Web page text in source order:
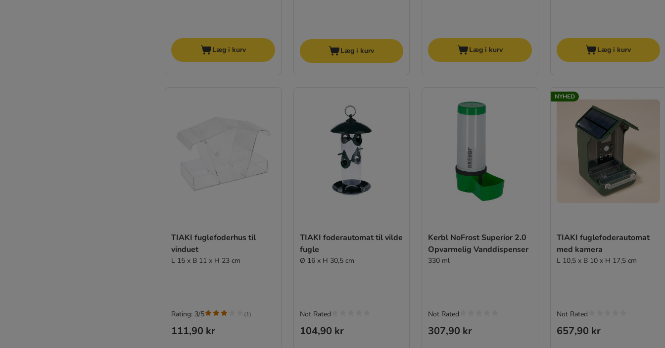
Læg i kurv Læg i kurv Læg i kurv Læg i kurv
TIAKI fuglefoderhus til
vinduet
L 15 x B 11 x H 23 cm
111,90 kr
Rating: 3/5 (1)
TIAKI foderautomat til vilde
fugle
Ø 16 x H 30,5 cm
104,90 kr
Not Rated
Kerbl NoFrost Superior 2.0
Opvarmelig Vanddispenser
330 ml
307,90 kr
Not Rated
NYHED
TIAKI fuglefoderautomat
med kamera
L 10,5 x B 10 x H 17,5 cm
657,90 kr
Not Rated